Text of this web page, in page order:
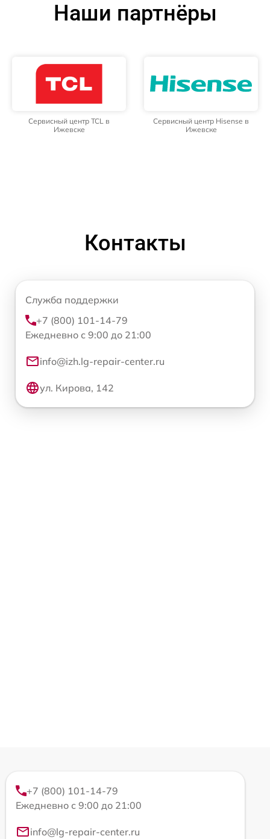
Наши партнёры
Сервисный центр TCL в
Ижевске
Сервисный центр Hisense в
Ижевске
Контакты
Служба поддержки
+7 (800) 101-14-79
Ежедневно с 9:00 до 21:00
info@izh.lg-repair-center.ru
ул. Кирова, 142
+7 (800) 101-14-79
Ежедневно с 9:00 до 21:00
info@lg-repair-center.ru